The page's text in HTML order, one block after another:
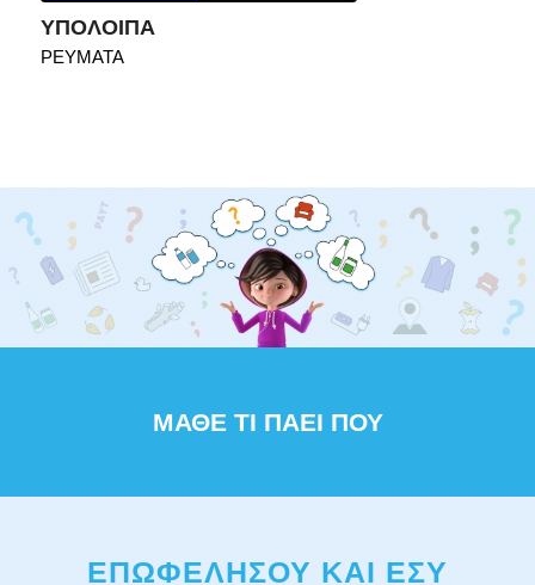
ΥΠΟΛΟΙΠΑ
ΡΕΥΜΑΤΑ
ΜΑΘΕ ΤΙ ΠΑΕΙ ΠΟΥ
ΕΠΩΦΕΛΗΣΟΥ ΚΑΙ ΕΣΥ